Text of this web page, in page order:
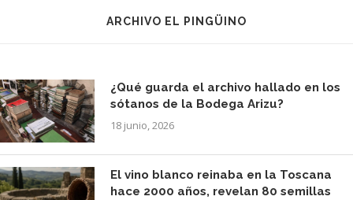
ARCHIVO EL PINGÜINO
¿Qué guarda el archivo hallado en los
sótanos de la Bodega Arizu?
18 junio, 2026
El vino blanco reinaba en la Toscana
hace 2000 años, revelan 80 semillas